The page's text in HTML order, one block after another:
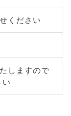
ください
しますので